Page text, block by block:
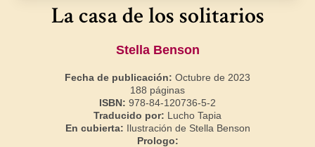
La casa de los solitarios
Stella Benson
Fecha de publicación: Octubre de 2023
188 páginas
ISBN: 978-84-120736-5-2
Traducido por: Lucho Tapia
En cubierta: Ilustración de Stella Benson
Prologo: